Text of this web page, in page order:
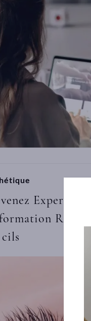
Expert